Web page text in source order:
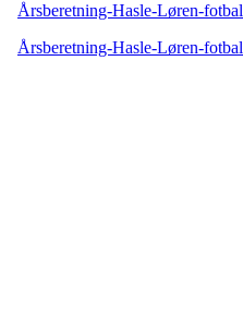
Årsberetning-Hasle-Løren-
Årsberetning-Hasle-Løren-